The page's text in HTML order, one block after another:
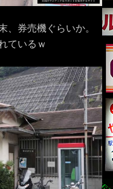
、券売機ぐらいか。
ているｗ